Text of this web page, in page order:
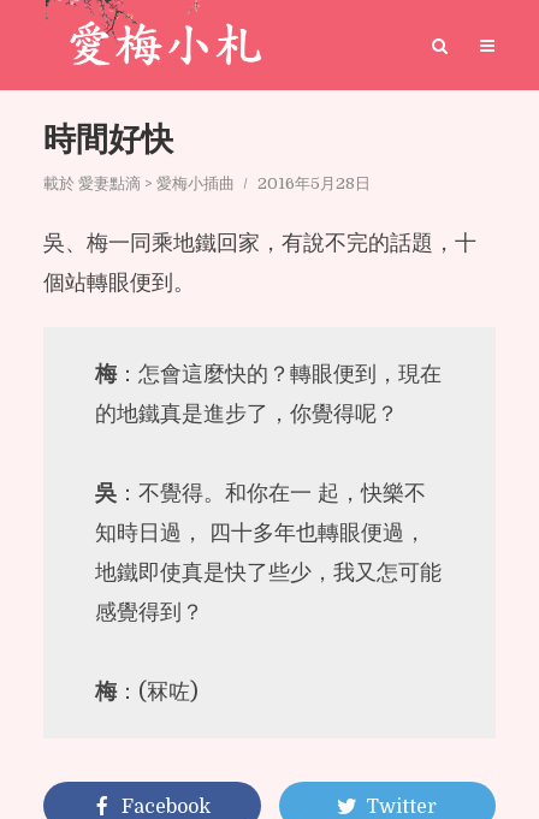
時間好快
載於 愛妻點滴 > 愛梅小插曲 2016年5月28日
吳、梅一同乘地鐵回家，有說不完的話題，十
個站轉眼便到。
梅：怎會這麼快的？轉眼便到，現在
的地鐵真是進步了，你覺得呢？
吳：不覺得。和你在一 起，快樂不
知時日過， 四十多年也轉眼便過，
地鐵即使真是快了些少，我又怎可能
感覺得到？
梅：(冧咗)
Facebook Twitter